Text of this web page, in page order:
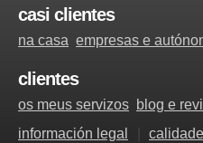
casi clientes
na casa empresas e
clientes
os meus servizos blog e
información legal